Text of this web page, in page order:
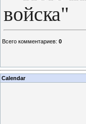
войска"
Всего комментариев: 0
Calendar